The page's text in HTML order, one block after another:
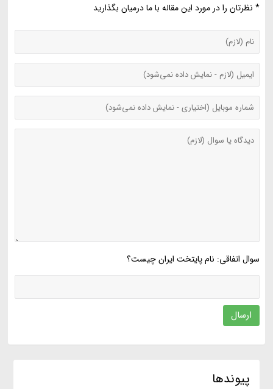
* نظرتان را در مورد این مقاله با ما درمیان بگذارید
سوال اتفاقی: نام پایتخت ایران چیست؟
ارسال
پیوندها